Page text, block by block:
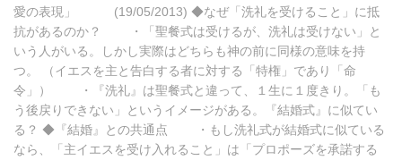
愛の表現」 (19/05/2013) ◆なぜ「洗礼を受けること」に抵
抗があるのか？ ・「聖餐式は受けるが、洗礼は受けない」と
いう人がいる。しかし実際はどちらも神の前に同様の意味を持
つ。 （イエスを主と告白する者に対する「特権」であり「命
令」） ・『洗礼』は聖餐式と違って、１生に１度きり。「も
う後戻りできない」というイメージがある。『結婚式』に似てい
る？ ◆『結婚』との共通点 ・もし洗礼式が結婚式に似ている
なら、「主イエスを受け入れること」は「プロポーズを承諾する